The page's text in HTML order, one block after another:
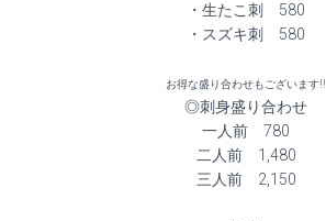
・生たこ刺 580
・スズキ刺 580
お得な盛り合わせもございます!!
◎刺身盛り合わせ
一人前 780
二人前 1,480
三人前 2,150